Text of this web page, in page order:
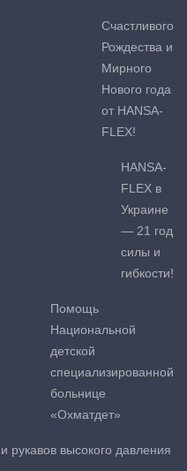
Счастливого
Рождества и
Мирного
Нового года
от HANSA-
FLEX!
HANSA-
FLEX в
Украине
— 21 год
силы и
гибкости!
Помощь
Национальной
детской
специализированной
больнице
«Охматдет»
рукавов высокого давления